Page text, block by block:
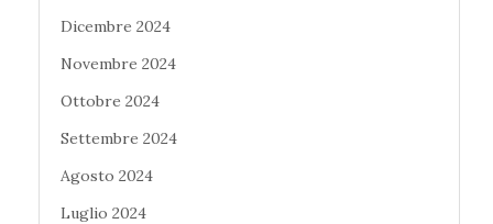
Dicembre 2024
Novembre 2024
Ottobre 2024
Settembre 2024
Agosto 2024
Luglio 2024